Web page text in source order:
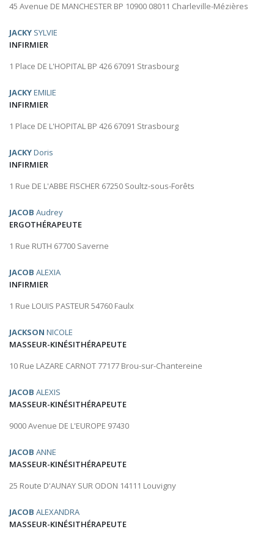
45 Avenue DE MANCHESTER BP 10900 08011 Charleville-Mézières
JACKY SYLVIE
INFIRMIER
1 Place DE L'HOPITAL BP 426 67091 Strasbourg
JACKYEMILIE
INFIRMIER
1 Place DE L'HOPITAL BP 426 67091 Strasbourg
JACKYDoris
INFIRMIER
1 Rue DE L'ABBE FISCHER 67250 Soultz-sous-Forêts
JACOB Audrey
ERGOTHÉRAPEUTE
1 Rue RUTH 67700 Saverne
JACOB ALEXIA
INFIRMIER
1 Rue LOUIS PASTEUR 54760 Faulx
JACKSON NICOLE
MASSEUR-KINÉSITHÉRAPEUTE
10 Rue LAZARE CARNOT 77177 Brou-sur-Chantereine
JACOB ALEXIS
MASSEUR-KINÉSITHÉRAPEUTE
9000 Avenue DE L'EUROPE 97430
JACOB ANNE
MASSEUR-KINÉSITHÉRAPEUTE
25 Route D'AUNAY SUR ODON 14111 Louvigny
JACOB ALEXANDRA
MASSEUR-KINÉSITHÉRAPEUTE